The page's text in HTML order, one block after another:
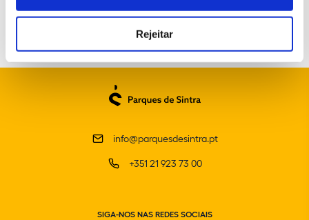
Rejeitar
info@parquesdesintra.pt
+351 21 923 73 00
SIGA-NOS NAS REDES SOCIAIS